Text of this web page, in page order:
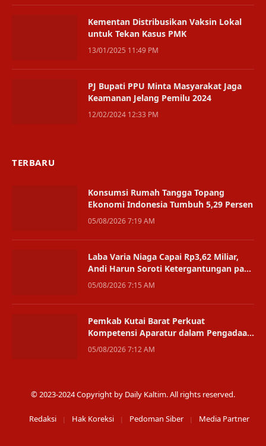
Kementan Distribusikan Vaksin Lokal
untuk Tekan Kasus PMK
13/01/2025 11:49 PM
PJ Bupati PPU Minta Masyarakat Jaga
Keamanan Jelang Pemilu 2024
12/02/2024 12:33 PM
TERBARU
Konsumsi Rumah Tangga Topang
Ekonomi Indonesia Tumbuh 5,29 Persen
05/08/2026 7:19 AM
Laba Varia Niaga Capai Rp3,62 Miliar,
Andi Harun Soroti Ketergantungan pada
Satu Bisnis
05/08/2026 7:15 AM
Pemkab Kutai Barat Perkuat
Kompetensi Aparatur dalam Pengadaan
Digital
05/08/2026 7:12 AM
© 2023-2024 Copyright by Daily Kaltim. All rights reserved.
Redaksi Hak Koreksi Pedoman Siber Media Partner